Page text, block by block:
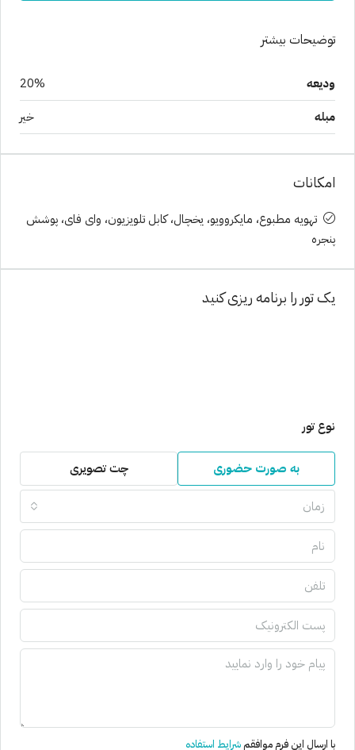
توضیحات بیشتر
ودیعه
20%
مبله
خیر
امکانات
تهویه مطبوع، مایکروویو، یخچال، کابل تلویزیون، وای فای، پوشش
پنجره
یک تور را برنامه ریزی کنید
نوع تور
به صورت حضوری چت تصویری
زمان
با ارسال این فرم موافقمشرایط استفاده